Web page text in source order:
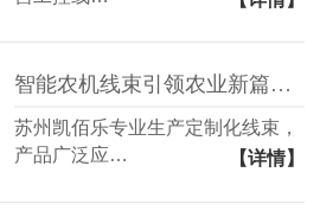
智能农机线束引领农业新篇章——探寻其生产与应用之道
苏州凯佰乐专业生产定制化线束，
产品广泛应…
【详情】